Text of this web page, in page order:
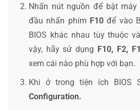
Nhấn nút nguồn để bật
đầu nhấn phím F10để vào
BIOS khác nhau tùy thuộc
vậy, hãy sử dụng F10, F2,
xem cái nào phù hợp với bạn.
Khi ở trong tiện ích BIOS
Configuration.